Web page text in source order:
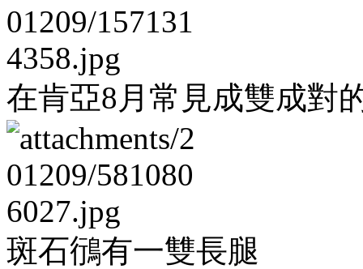
在肯亞8月常見成雙成對
斑石鴴有一雙長腿